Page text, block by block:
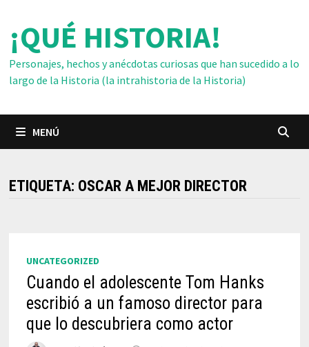
contenido
¡QUÉ HISTORIA!
Personajes, hechos y anécdotas curiosas que han sucedido a lo
largo de la Historia (la intrahistoria de la Historia)
MENÚ
ETIQUETA: OSCAR A MEJOR DIRECTOR
UNCATEGORIZED
Cuando el adolescente Tom Hanks
escribió a un famoso director para
que lo descubriera como actor